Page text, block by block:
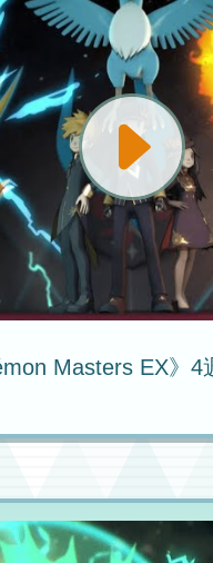
Masters EX》